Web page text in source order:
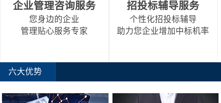
企业管理咨询服务
您身边的企业
管理贴心服务专家
招投标辅导服务
个性化招投标辅导
助力您企业增加中标机率
六大优势